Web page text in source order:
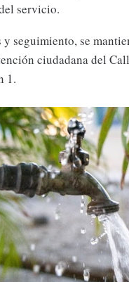
servicio.
y seguimiento, se
ciudadana del
1.